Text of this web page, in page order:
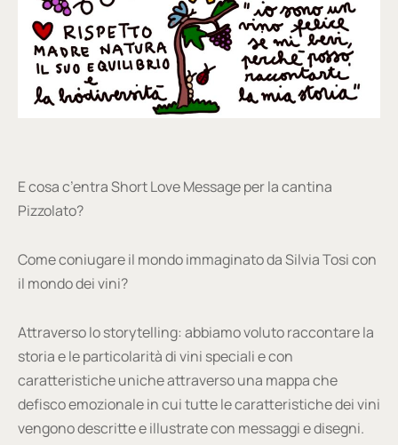
E cosa c’entra Short Love Message per la cantina
Pizzolato?
Come coniugare il mondo immaginato da Silvia Tosi con
il mondo dei vini?
Attraverso lo storytelling: abbiamo voluto raccontare la
storia e le particolarità di vini speciali e con
caratteristiche uniche attraverso una mappa che
defisco emozionale in cui tutte le caratteristiche dei vini
vengono descritte e illustrate con messaggi e disegni.